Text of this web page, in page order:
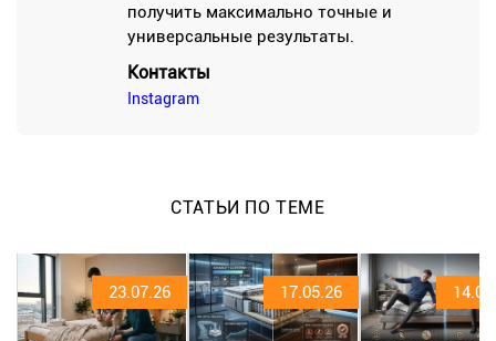
получить максимально точные и
универсальные результаты.
Контакты
Instagram
СТАТЬИ ПО ТЕМЕ
23.07.26 17.05.26